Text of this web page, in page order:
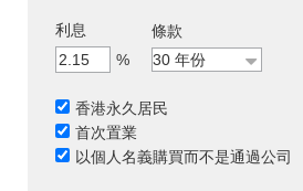
利息
%
條款
香港永久居民
首次置業
以個人名義購買而不是通過公司